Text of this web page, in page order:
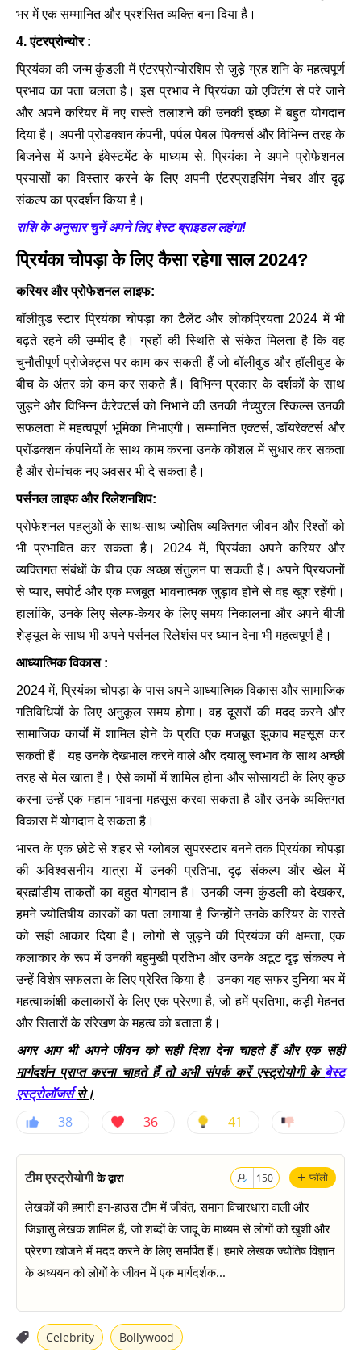
भर में एक सम्मानित और प्रशंसित व्यक्ति बना दिया है।
4. एंटरप्रोन्योर :
प्रियंका की जन्म कुंडली में एंटरप्रोन्योरशिप से जुड़े ग्रह शनि के महत्वपूर्ण
प्रभाव का पता चलता है। इस प्रभाव ने प्रियंका को एक्टिंग से परे जाने
और अपने करियर में नए रास्ते तलाशने की उनकी इच्छा में बहुत योगदान
दिया है। अपनी प्रोडक्शन कंपनी, पर्पल पेबल पिक्चर्स और विभिन्न तरह के
बिजनेस में अपने इंवेस्टमेंट के माध्यम से, प्रियंका ने अपने प्रोफेशनल
प्रयासों का विस्तार करने के लिए अपनी एंटरप्राइसिंग नेचर और दृढ़
संकल्प का प्रदर्शन किया है।
राशि के अनुसार चुनें अपने लिए बेस्ट ब्राइडल लहंगा!
प्रियंका चोपड़ा के लिए कैसा रहेगा साल 2024?
करियर और प्रोफेशनल लाइफ:
बॉलीवुड स्टार प्रियंका चोपड़ा का टैलेंट और लोकप्रियता 2024 में भी
बढ़ते रहने की उम्मीद है। ग्रहों की स्थिति से संकेत मिलता है कि वह
चुनौतीपूर्ण प्रोजेक्ट्स पर काम कर सकती हैं जो बॉलीवुड और हॉलीवुड के
बीच के अंतर को कम कर सकते हैं। विभिन्न प्रकार के दर्शकों के साथ
जुड़ने और विभिन्न कैरेक्टर्स को निभाने की उनकी नैच्युरल स्किल्स उनकी
सफलता में महत्वपूर्ण भूमिका निभाएगी। सम्मानित एक्टर्स, डॉयरेक्टर्स और
प्रॉडक्शन कंपनियों के साथ काम करना उनके कौशल में सुधार कर सकता
है और रोमांचक नए अवसर भी दे सकता है।
पर्सनल लाइफ और रिलेशनशिप:
प्रोफेशनल पहलुओं के साथ-साथ ज्योतिष व्यक्तिगत जीवन और रिश्तों को
भी प्रभावित कर सकता है। 2024 में, प्रियंका अपने करियर और
व्यक्तिगत संबंधों के बीच एक अच्छा संतुलन पा सकती हैं। अपने प्रियजनों
से प्यार, सपोर्ट और एक मजबूत भावनात्मक जुड़ाव होने से वह खुश रहेंगी।
हालांकि, उनके लिए सेल्फ-केयर के लिए समय निकालना और अपने बीजी
शेड्यूल के साथ भी अपने पर्सनल रिलेशंस पर ध्यान देना भी महत्वपूर्ण है।
आध्यात्मिक विकास :
2024 में, प्रियंका चोपड़ा के पास अपने आध्यात्मिक विकास और सामाजिक
गतिविधियों के लिए अनुकूल समय होगा। वह दूसरों की मदद करने और
सामाजिक कार्यों में शामिल होने के प्रति एक मजबूत झुकाव महसूस कर
सकती हैं। यह उनके देखभाल करने वाले और दयालु स्वभाव के साथ अच्छी
तरह से मेल खाता है। ऐसे कामों में शामिल होना और सोसायटी के लिए कुछ
करना उन्हें एक महान भावना महसूस करवा सकता है और उनके व्यक्तिगत
विकास में योगदान दे सकता है।
भारत के एक छोटे से शहर से ग्लोबल सुपरस्टार बनने तक प्रियंका चोपड़ा
की अविश्वसनीय यात्रा में उनकी प्रतिभा, दृढ़ संकल्प और खेल में
ब्रह्मांडीय ताकतों का बहुत योगदान है। उनकी जन्म कुंडली को देखकर,
हमने ज्योतिषीय कारकों का पता लगाया है जिन्होंने उनके करियर के रास्ते
को सही आकार दिया है। लोगों से जुड़ने की प्रियंका की क्षमता, एक
कलाकार के रूप में उनकी बहुमुखी प्रतिभा और उनके अटूट दृढ़ संकल्प ने
उन्हें विशेष सफलता के लिए प्रेरित किया है। उनका यह सफर दुनिया भर में
महत्वाकांक्षी कलाकारों के लिए एक प्रेरणा है, जो हमें प्रतिभा, कड़ी मेहनत
और सितारों के संरेखण के महत्व को बताता है।
अगर आप भी अपने जीवन को सही दिशा देना चाहते हैं और एक सही
मार्गदर्शन प्राप्त करना चाहते हैं तो अभी संपर्क करें एस्ट्रोयोगी के बेस्ट
एस्ट्रोलॉजर्स से।
38 36 41
+ फॉलो
150
टीम एस्ट्रोयोगीके द्वारा
लेखकों की हमारी इन-हाउस टीम में जीवंत, समान विचारधारा वाली और
जिज्ञासु लेखक शामिल हैं, जो शब्दों के जादू के माध्यम से लोगों को खुशी और
प्रेरणा खोजने में मदद करने के लिए समर्पित हैं। हमारे लेखक ज्योतिष विज्ञान
के अध्ययन को लोगों के जीवन में एक मार्गदर्शक...
Celebrity Bollywood